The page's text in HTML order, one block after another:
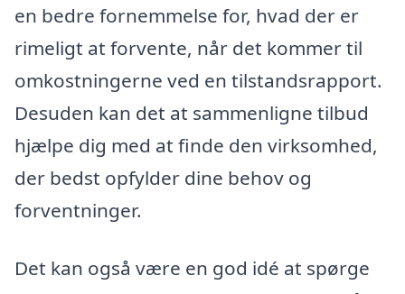
en bedre fornemmelse for, hvad der er
rimeligt at forvente, når det kommer til
omkostningerne ved en tilstandsrapport.
Desuden kan det at sammenligne tilbud
hjælpe dig med at finde den virksomhed,
der bedst opfylder dine behov og
forventninger.
Det kan også være en god idé at spørge